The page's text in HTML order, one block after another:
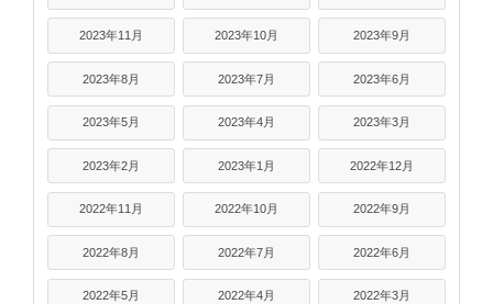
2023年11月 2023年10月 2023年9月
2023年8月 2023年7月 2023年6月
2023年5月 2023年4月 2023年3月
2023年2月 2023年1月 2022年12月
2022年11月 2022年10月 2022年9月
2022年8月 2022年7月 2022年6月
2022年5月 2022年4月 2022年3月